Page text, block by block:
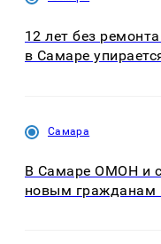
12 лет без
в Самаре
Самара
В Самаре ОМОН и
новым гражданам